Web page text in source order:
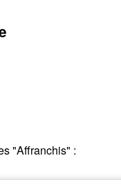
"Affranchis" :